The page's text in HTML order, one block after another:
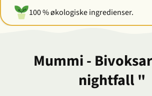
100 % økologiske ingredienser.
Mummi -
nightfall "